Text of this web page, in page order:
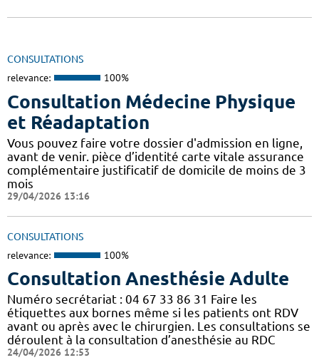
CONSULTATIONS
relevance: 100%
Consultation Médecine Physique
et Réadaptation
Vous pouvez faire votre dossier d'admission en ligne,
avant de venir. pièce d’identité carte vitale assurance
complémentaire justificatif de domicile de moins de 3
mois
29/04/2026 13:16
CONSULTATIONS
relevance: 100%
Consultation Anesthésie Adulte
Numéro secrétariat : 04 67 33 86 31 Faire les
étiquettes aux bornes même si les patients ont RDV
avant ou après avec le chirurgien. Les consultations se
déroulent à la consultation d’anesthésie au RDC
24/04/2026 12:53